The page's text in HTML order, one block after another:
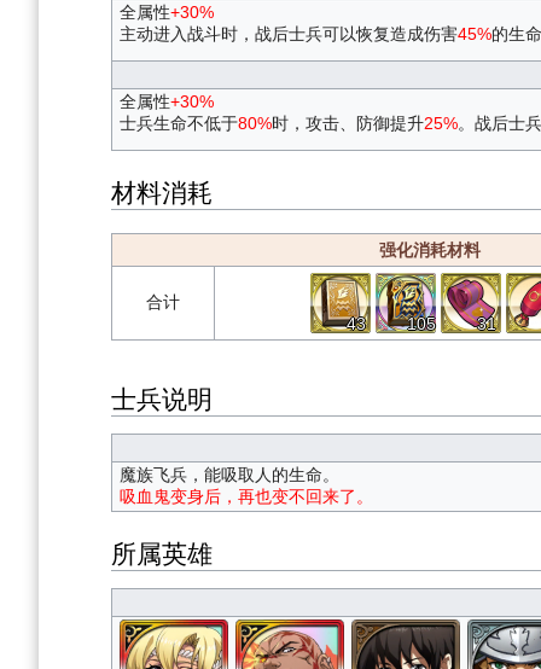
全属性+30%
主动进入战斗时，战后士兵可以恢复造成伤害45%的生
全属性+30%
士兵生命不低于80%时，攻击、防御提升25%。战后士
材料消耗
强化消耗材料
合计
43
105 31
士兵说明
魔族飞兵，能吸取人的生命。
吸血鬼变身后，再也变不回来了。
所属英雄